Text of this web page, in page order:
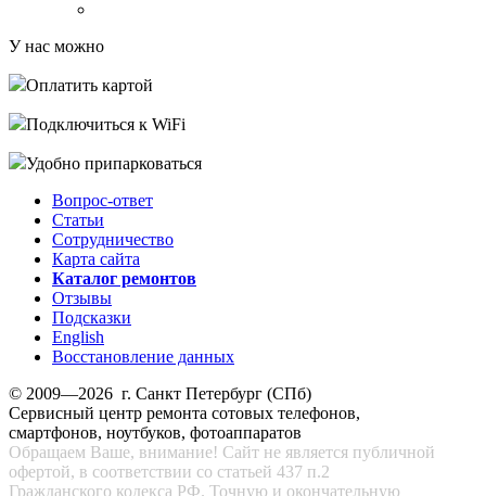
У нас можно
Оплатить картой
Подключиться к WiFi
Удобно припарковаться
Вопрос-ответ
Статьи
Сотрудничество
Карта сайта
Каталог ремонтов
Отзывы
Подсказки
English
Восстановление данных
© 2009—2026 г. Санкт Петербург (СПб)
Сервисный центр ремонта сотовых телефонов,
смартфонов, ноутбуков, фотоаппаратов
Обращаем Ваше, внимание! Сайт не является публичной
офертой, в соответствии со статьей 437 п.2
Гражданского кодекса РФ. Точную и окончательную